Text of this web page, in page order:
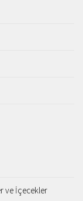
ve İçecekler